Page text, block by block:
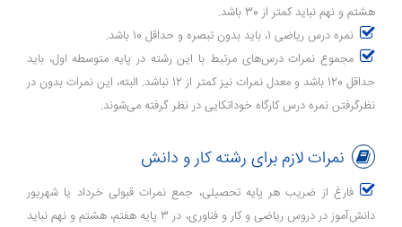
هشتم و نهم نباید کمتر از 30 باشد.
نمره درس ریاضی 1، باید بدون تبصره و حداقل 10 باشد.
مجموع نمرات درس‌‌های مرتبط با این رشته در پایه متوسطه اول، باید
حداقل 120 باشد و معدل نمرات نیز کمتر از 12 نباشد. البته، این نمرات بدون در
نظرگرفتن نمره درس کارگاه خوداتکایی در نظر گرفته می‌شوند.
نمرات لازم برای رشته کار و دانش
فارغ از ضریب هر پایه تحصیلی، جمع نمرات قبولی خرداد یا شهریور
دانش‌آموز در دروس ریاضی و کار و فناوری، در 3 پایه هفتم، هشتم و نهم نباید